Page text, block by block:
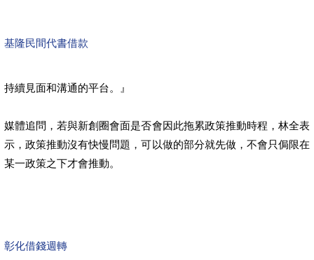
基隆民間代書借款
持續見面和溝通的平台。』
媒體追問，若與新創圈會面是否會因此拖累政策推動時程，林全表
示，政策推動沒有快慢問題，可以做的部分就先做，不會只侷限在
某一政策之下才會推動。
彰化借錢週轉